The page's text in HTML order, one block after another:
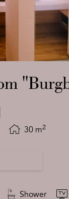
30 m2
Shower